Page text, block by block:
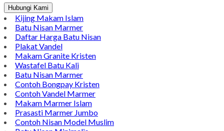
Hubungi Kami
Kijing Makam Islam
Batu Nisan Marmer
Daftar Harga Batu Nisan
Plakat Vandel
Makam Granite Kristen
Wastafel Batu Kali
Batu Nisan Marmer
Contoh Bongpay Kristen
Contoh Vandel Marmer
Makam Marmer Islam
Prasasti Marmer Jumbo
Contoh Nisan Model Muslim